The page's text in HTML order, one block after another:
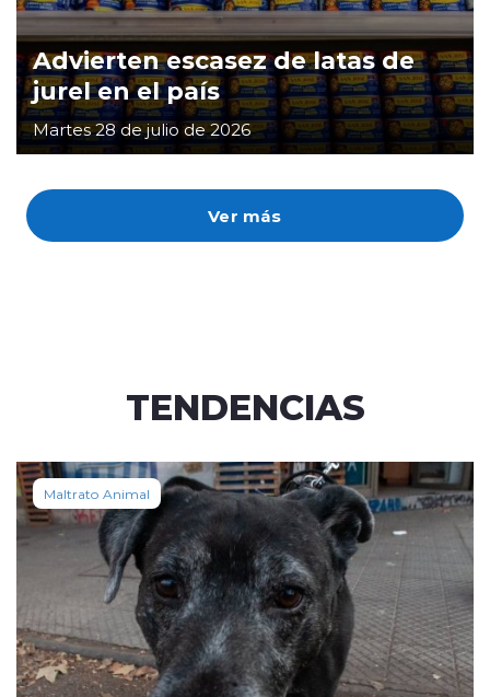
Ver más
Advierten escasez de latas de
jurel en el país
Martes 28 de julio de 2026
TENDENCIAS
Maltrato Animal